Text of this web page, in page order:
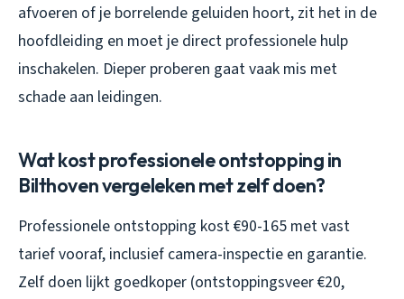
afvoeren of je borrelende geluiden hoort, zit het in de
hoofdleiding en moet je direct professionele hulp
inschakelen. Dieper proberen gaat vaak mis met
schade aan leidingen.
Wat kost professionele ontstopping in
Bilthoven vergeleken met zelf doen?
Professionele ontstopping kost €90-165 met vast
tarief vooraf, inclusief camera-inspectie en garantie.
Zelf doen lijkt goedkoper (ontstoppingsveer €20,